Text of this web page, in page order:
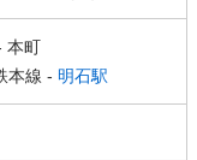
本町
本線 - 明石駅